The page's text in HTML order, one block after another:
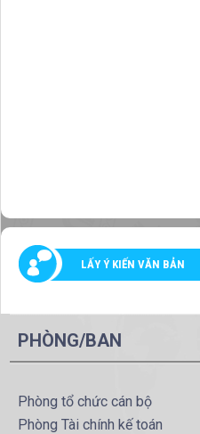
LẤY Ý KIẾN VĂN BẢN
PHÒNG/BAN
Phòng tổ chức cán bộ
Phòng Tài chính kế toán